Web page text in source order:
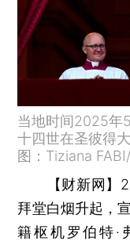
当地时间2025年
十四世在圣彼得
图：Tiziana
【财新网】
拜堂白烟升起，
籍枢机罗伯特·